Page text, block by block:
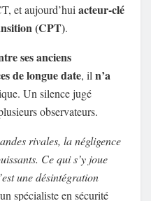
et aujourd’hui acteur-clé
(CPT).
ses anciens
de longue date, il n’a
Un silence jugé
observateurs.
rivales, la négligence
Ce qui s’y joue
une désintégration
spécialiste en sécurité